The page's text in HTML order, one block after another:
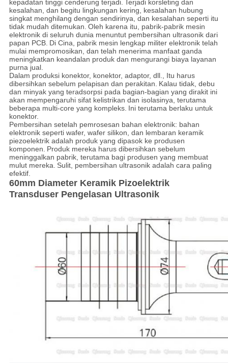
kepadatan tinggi cenderung terjadi.
Terjadi korsleting dan
kesalahan, dan begitu lingkungan kering, kesalahan hubung
singkat menghilang dengan sendirinya, dan kesalahan seperti itu
tidak mudah ditemukan. Oleh karena itu, pabrik-pabrik mesin
elektronik di seluruh dunia menuntut pembersihan ultrasonik dari
papan PCB. Di Cina, pabrik mesin lengkap militer elektronik telah
mulai mempromosikan, dan telah menerima manfaat ganda
meningkatkan keandalan produk dan mengurangi biaya layanan
purna jual.
Dalam produksi konektor, konektor, adaptor, dll., Itu harus
dibersihkan sebelum pelapisan dan perakitan. Kalau tidak, debu
dan minyak yang teradsorpsi pada bagian-bagian yang dirakit ini
akan mempengaruhi sifat kelistrikan dan isolasinya, terutama
beberapa multi-core yang kompleks. Ini terutama berlaku untuk
konektor.
Pembersihan setelah pemrosesan bahan elektronik: bahan
elektronik seperti wafer, wafer silikon, dan lembaran keramik
piezoelektrik adalah produk yang dipasok ke produsen
komponen. Produk mereka harus dibersihkan sebelum
meninggalkan pabrik, terutama bagi produsen yang membuat
mulut mereka. Sulit, pembersihan ultrasonik adalah cara paling
efektif.
60mm Diameter Keramik Pizoelektrik
Transduser Pengelasan Ultrasonik